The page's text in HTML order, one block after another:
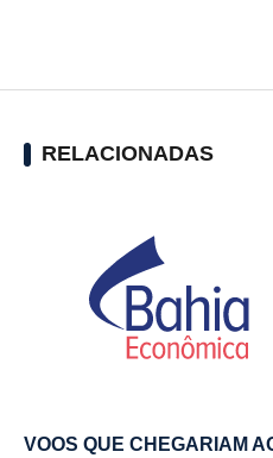
RELACIONADAS
VOOS QUE CHEGARIAM